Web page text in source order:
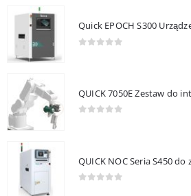
Quick EPOCH S300
QUICK 7050E Zestaw do
QUICK NOC Seria S450 do